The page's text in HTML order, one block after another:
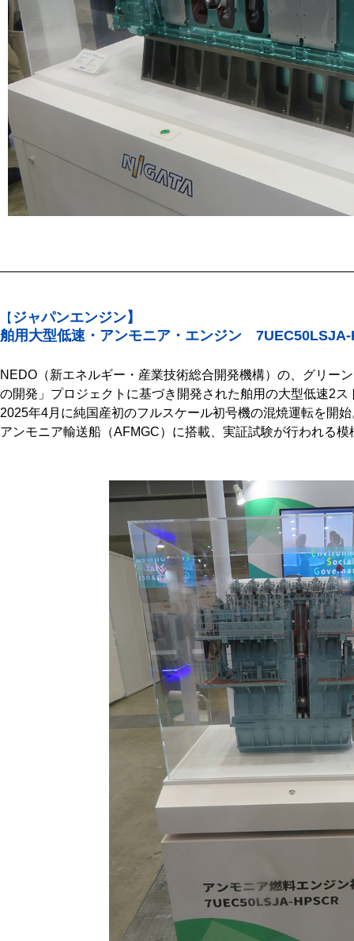
【 ジャパンエンジン】
舶用大型低速・アンモニア・エンジン 7UEC50LSJA-
NEDO（新エネルギー・産業技術総合開発機構）の、グリー
の開発」プロジェクトに基づき開発された舶用の大型低速2
2025年4月に純国産初のフルスケール初号機の混焼運転を開
アンモニア輸送船（AFMGC）に搭載、実証試験が行われる模